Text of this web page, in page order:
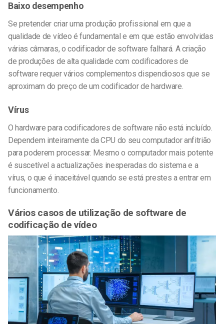
Baixo desempenho
Se pretender criar uma produção profissional em que a
qualidade de vídeo é fundamental e em que estão envolvidas
várias câmaras, o codificador de software falhará. A criação
de produções de alta qualidade com codificadores de
software requer vários complementos dispendiosos que se
aproximam do preço de um codificador de hardware.
Vírus
O hardware para codificadores de software não está incluído.
Dependem inteiramente da CPU do seu computador anfitrião
para poderem processar. Mesmo o computador mais potente
é suscetível a actualizações inesperadas do sistema e a
vírus, o que é inaceitável quando se está prestes a entrar em
funcionamento.
Vários casos de utilização de software de
codificação de vídeo